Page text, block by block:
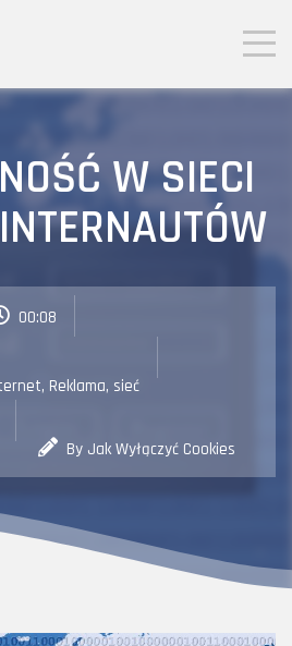
W SIECI
00:08
, Reklama, sieć
By Jak Wyłączyć Cookies